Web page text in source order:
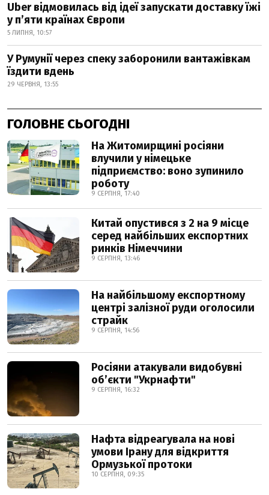
Uber відмовилась від ідеї запускати доставку їжі
у пʼяти країнах Європи
5 ЛИПНЯ, 10:57
У Румунії через спеку заборонили вантажівкам
їздити вдень
29 ЧЕРВНЯ, 13:55
ГОЛОВНЕ СЬОГОДНІ
На Житомирщині росіяни
влучили у німецьке
підприємство: воно зупинило
роботу
9 СЕРПНЯ, 17:40
Китай опустився з 2 на 9 місце
серед найбільших експортних
ринків Німеччини
9 СЕРПНЯ, 13:46
На найбільшому експортному
центрі залізної руди оголосили
страйк
9 СЕРПНЯ, 14:56
Росіяни атакували видобувні
обʼєкти "Укрнафти"
9 СЕРПНЯ, 16:32
Нафта відреагувала на нові
умови Ірану для відкриття
Ормузької протоки
10 СЕРПНЯ, 09:35